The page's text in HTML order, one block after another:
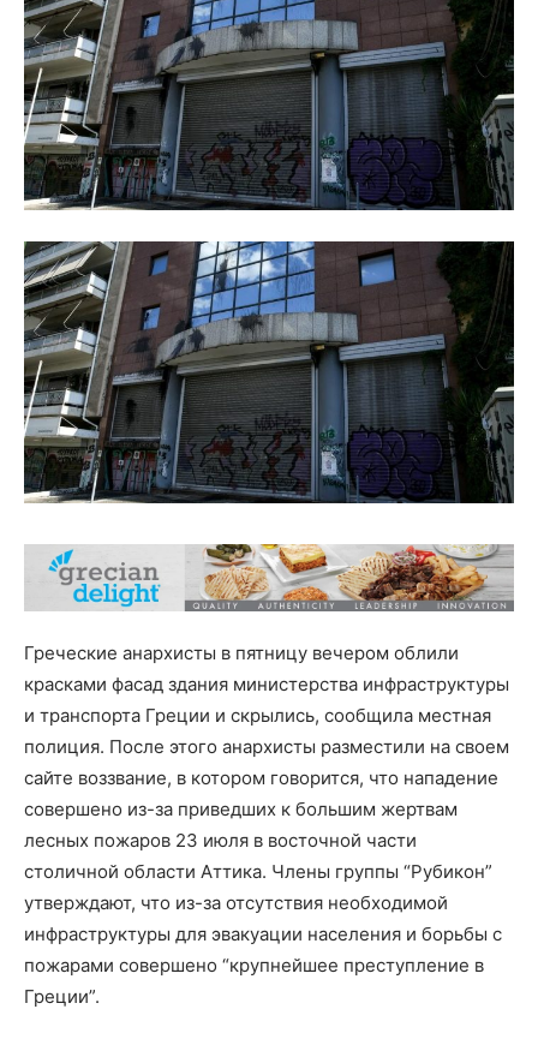
Греческие анархисты в пятницу вечером облили
красками фасад здания министерства инфраструктуры
и транспорта Греции и скрылись, сообщила местная
полиция. После этого анархисты разместили на своем
сайте воззвание, в котором говорится, что нападение
совершено из-за приведших к большим жертвам
лесных пожаров 23 июля в восточной части
столичной области Аттика. Члены группы “Рубикон”
утверждают, что из-за отсутствия необходимой
инфраструктуры для эвакуации населения и борьбы с
пожарами совершено “крупнейшее преступление в
Греции”.